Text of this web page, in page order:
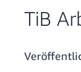
TiB